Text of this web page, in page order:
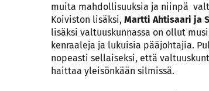
muita mahdollisuuksia ja niinpä
Koiviston lisäksi, Martti Ahtisaari ja
lisäksi valtuuskunnassa on ollut
kenraaleja ja lukuisia pääjohtajia.
nopeasti sellaiseksi, että
haittaa yleisönkään silmissä.